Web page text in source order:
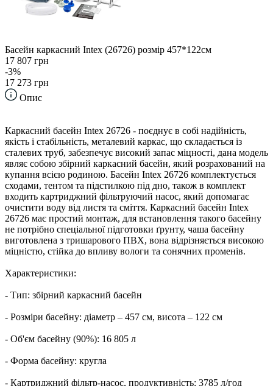
Басейн каркасний Intex (26726) розмір 457*122см
17 807 грн
-3%
17 273 грн
Опис
Каркасний басейн Intex 26726 - поєднує в собі надійність,
якість і стабільність, металевий каркас, що складається із
сталевих труб, забезпечує високий запас міцності, дана модель
являє собою збірний каркасний басейн, який розрахований на
купання всією родиною. Басейн Intex 26726 комплектується
сходами, тентом та підстилкою під дно, також в комплект
входить картриджний фільтруючий насос, який допомагає
очистити воду від листя та сміття. Каркасний басейн Intex
26726 має простий монтаж, для встановлення такого басейну
не потрібно спеціальної підготовки ґрунту, чаша басейну
виготовлена ​​з тришарового ПВХ, вона відрізняється високою
міцністю, стійка до впливу вологи та сонячних променів.
Характеристики:
- Тип: збірний каркасний басейн
- Розміри басейну: діаметр – 457 см, висота – 122 см
- Об'єм басейну (90%): 16 805 л
- Форма басейну: кругла
- Картриджний фільтр-насос, продуктивність: 3785 л/год